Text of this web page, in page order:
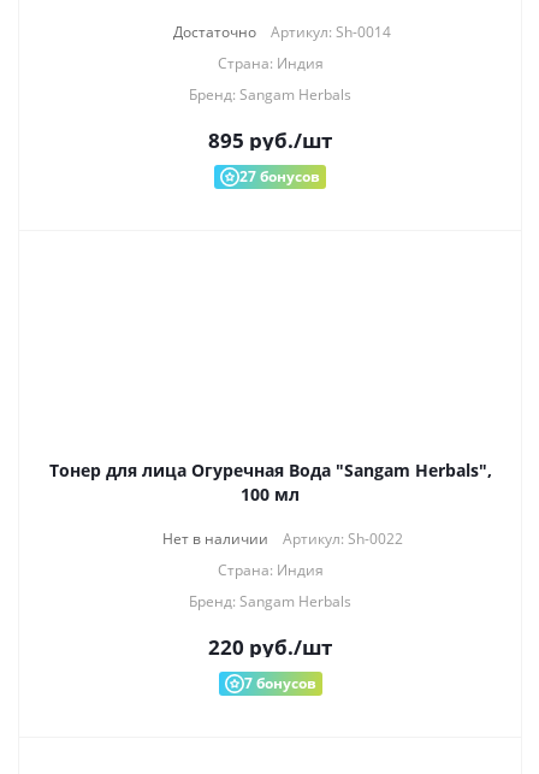
Достаточно
Артикул: Sh-0014
Страна: Индия
Бренд: Sangam Herbals
895 руб./шт
27бонусов
Тонер для лица Огуречная Вода "Sangam Herbals",
100 мл
Нет в наличии
Артикул: Sh-0022
Страна: Индия
Бренд: Sangam Herbals
220 руб./шт
7бонусов